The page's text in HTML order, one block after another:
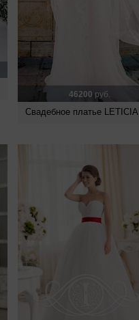
46200 руб.
Свадебное платье LETICIA